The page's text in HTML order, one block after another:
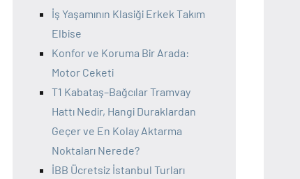
İş Yaşamının Klasiği Erkek Takım
Elbise
Konfor ve Koruma Bir Arada:
Motor Ceketi
T1 Kabataş–Bağcılar Tramvay
Hattı Nedir, Hangi Duraklardan
Geçer ve En Kolay Aktarma
Noktaları Nerede?
İBB Ücretsiz İstanbul Turları